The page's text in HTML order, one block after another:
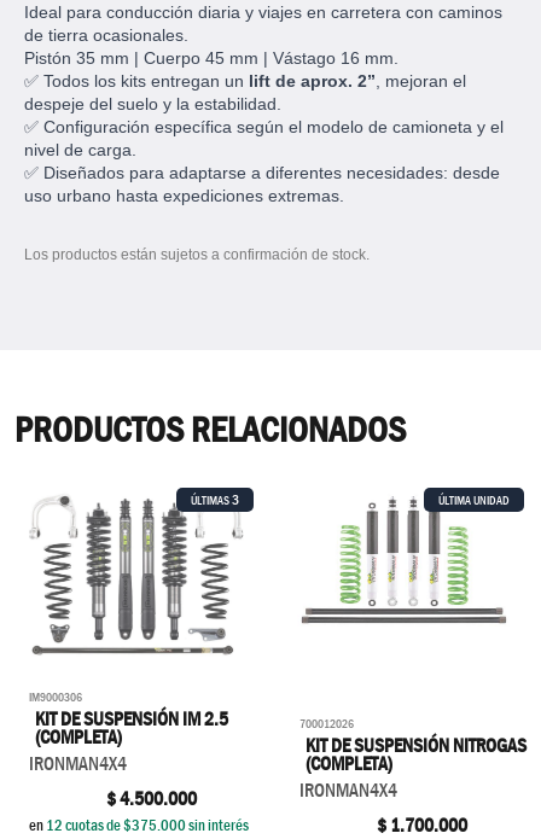
Ideal para conducción diaria y viajes en carretera con caminos
de tierra ocasionales.
Pistón 35 mm | Cuerpo 45 mm | Vástago 16 mm.
✅ Todos los kits entregan un lift de aprox. 2” , mejoran el
despeje del suelo y la estabilidad.
✅ Configuración específica según el modelo de camioneta y el
nivel de carga.
✅ Diseñados para adaptarse a diferentes necesidades: desde
uso urbano hasta expediciones extremas.
Los productos están sujetos a confirmación de stock.
PRODUCTOS RELACIONADOS
ÚLTIMAS3
IM9000306
KIT DE SUSPENSIÓN IM 2.5
(COMPLETA)
IRONMAN4X4
$4.500.000
en12cuotas de $375.000sin interés
ÚLTIMA UNIDAD
700012026
KIT DE SUSPENSIÓN NITROGAS
(COMPLETA)
IRONMAN4X4
$1.700.000